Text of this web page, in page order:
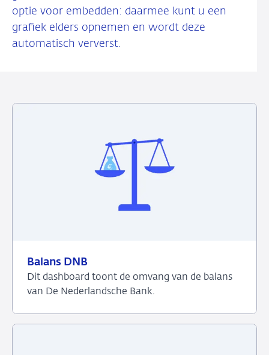
optie voor embedden: daarmee kunt u een
grafiek elders opnemen en wordt deze
automatisch ververst.
Balans DNB
Dit dashboard toont de omvang van de balans
van De Nederlandsche Bank.